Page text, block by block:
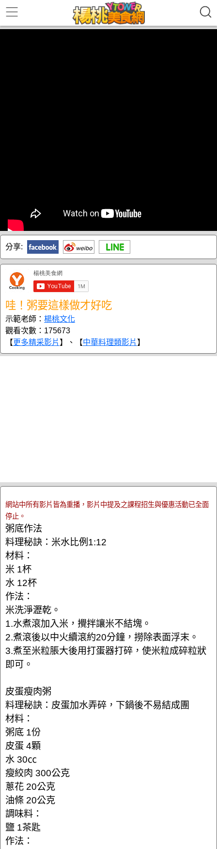
分享:
哇！粥要這樣做才好吃
示範老師： 楊桃文化
觀看次數：175673
【更多精采影片 】、【中華料理類影片 】
網站中所有影片皆為重播，影片中提及之課程招生與優惠活動已全面
停止。
粥底作法
料理秘訣：米水比例1:12
材料：
米 1杯
水 12杯
作法：
米洗淨瀝乾。
1.水煮滾加入米，攪拌讓米不結塊。
2.煮滾後以中火續滾約20分鐘，撈除表面浮末。
3.煮至米粒脹大後用打蛋器打碎，使米粒成碎粒狀
即可。
皮蛋瘦肉粥
料理秘訣：皮蛋加水弄碎，下鍋後不易結成團
材料：
粥底 1份
皮蛋 4顆
水 30㏄
瘦絞肉 300公克
蔥花 20公克
油條 20公克
調味料：
鹽 1茶匙
作法：